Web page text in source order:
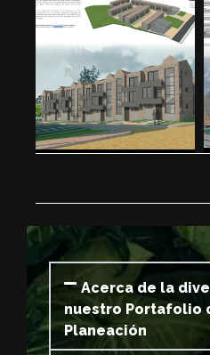
Acerca de la
nuestro Portafolio
Planeación